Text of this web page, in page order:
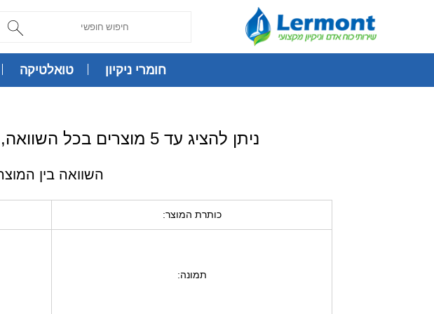
חומרי ניקיון טואלטיקה
ניתן להציג עד 5 מוצרים בכל השוואה, ניתן להסיר מוצר על מנת לראות מוצרים נוספים
השוואה בין
כותרת המוצר:
תמונה: